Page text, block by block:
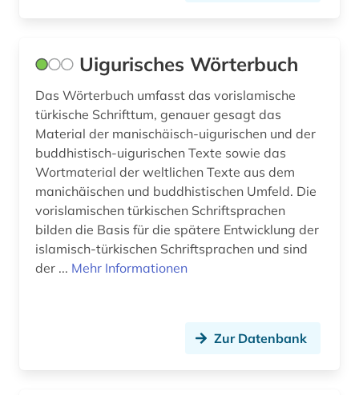
Uigurisches Wörterbuch
Das Wörterbuch umfasst das vorislamische
türkische Schrifttum, genauer gesagt das
Material der manischäisch-uigurischen und der
buddhistisch-uigurischen Texte sowie das
Wortmaterial der weltlichen Texte aus dem
manichäischen und buddhistischen Umfeld. Die
vorislamischen türkischen Schriftsprachen
bilden die Basis für die spätere Entwicklung der
islamisch-türkischen Schriftsprachen und sind
der ... Mehr Informationen
Zur Datenbank